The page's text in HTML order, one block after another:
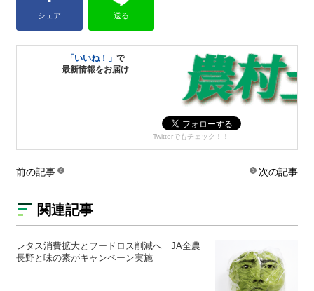
シェア 送る
「いいね！」で
最新情報をお届け
Twitterでもチェック！！
前の記事 次の記事
関連記事
レタス消費拡大とフードロス削減へ JA全農
長野と味の素がキャンペーン実施